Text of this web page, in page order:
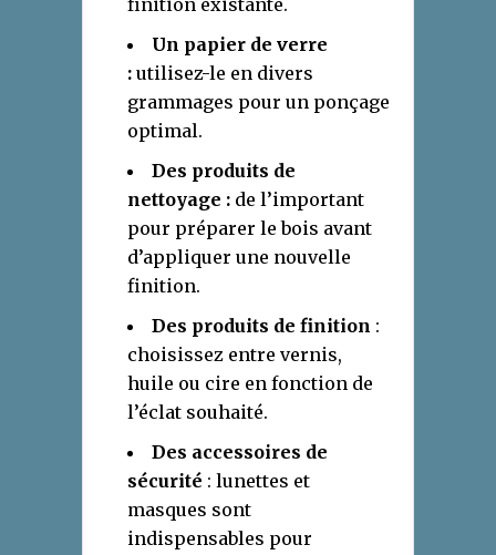
finition existante.
Un papier de verre
: utilisez-le en divers
grammages pour un ponçage
optimal.
Des produits de
nettoyage : de l’important
pour préparer le bois avant
d’appliquer une nouvelle
finition.
Des produits de finition :
choisissez entre vernis,
huile ou cire en fonction de
l’éclat souhaité.
Des accessoires de
sécurité : lunettes et
masques sont
indispensables pour